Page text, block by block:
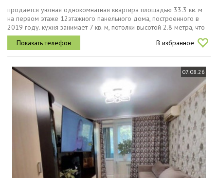
продается уютная однокомнатная квартира площадью 33.3 кв. м
на первом этаже 12этажного панельного дома, построенного в
2019 году. кухня занимает 7 кв. м, потолки высотой 2.8 метра, что
создает ощущение простора и света. квартира расположена в...
В избранное
07.08.26